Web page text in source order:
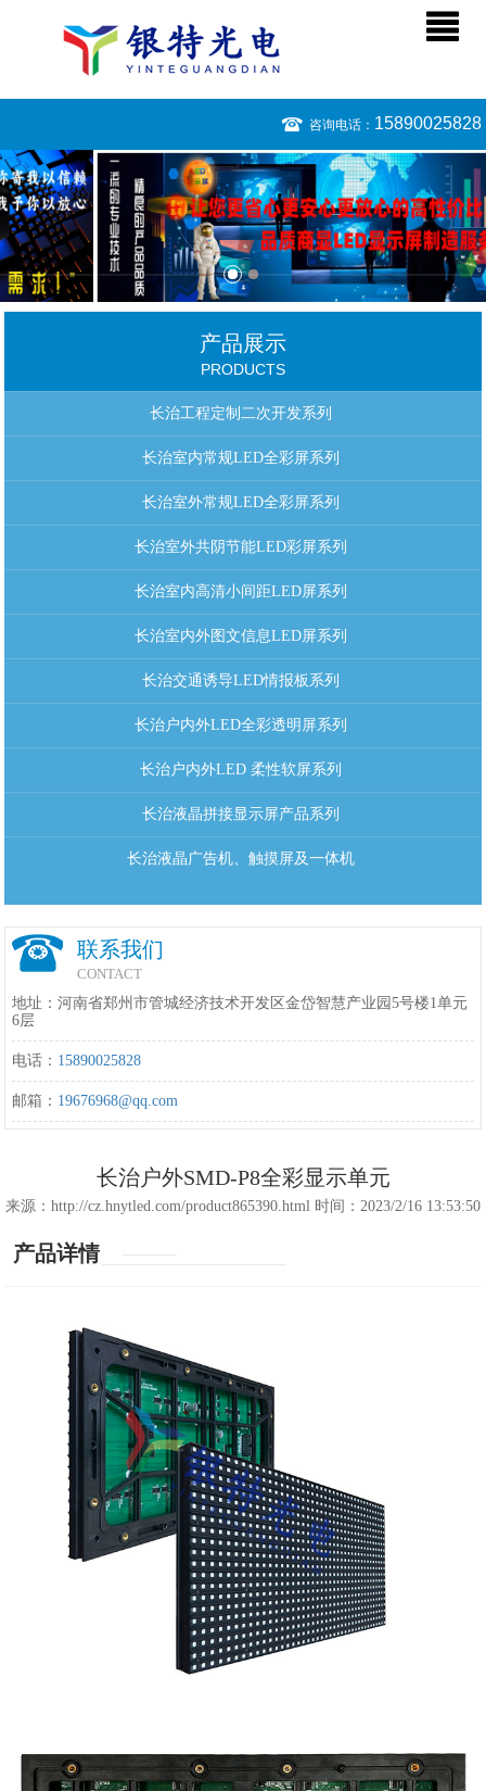
咨询电话： 15890025828
产品展示
PRODUCTS
长治工程定制二次开发系列
长治室内常规LED全彩屏系列
长治室外常规LED全彩屏系列
长治室外共阴节能LED彩屏系列
长治室内高清小间距LED屏系列
长治室内外图文信息LED屏系列
长治交通诱导LED情报板系列
长治户内外LED全彩透明屏系列
长治户内外LED 柔性软屏系列
长治液晶拼接显示屏产品系列
长治液晶广告机、触摸屏及一体机
联系我们
CONTACT
地址：河南省郑州市管城经济技术开发区金岱智慧产业园5号楼1单元
6层
电话： 15890025828
邮箱： 19676968@qq.com
长治户外SMD-P8全彩显示单元
来源：http://cz.hnytled.com/product865390.html 时间：2023/2/16 13:53:50
产品详情